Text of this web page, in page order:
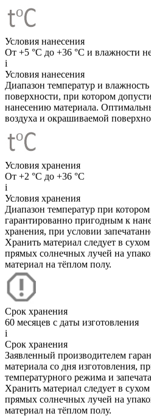
Условия нанесения
От +5 °C до +36 °C и влажности
i
Условия нанесения
Диапазон температур и
поверхности, при котором
нанесению материала.
воздуха и окрашиваемой
Условия хранения
От +2 °C до +36 °C
i
Условия хранения
Диапазон температур при котором
гарантированно пригодным к
хранения, при условии
Хранить материал следует в
прямых солнечных лучей на
материал на тёплом полу.
Срок хранения
60 месяцев с даты изготовления
i
Срок хранения
Заявленный производителем
материала со дня изготовления,
температурного режима и
Хранить материал следует в
прямых солнечных лучей на
материал на тёплом полу.